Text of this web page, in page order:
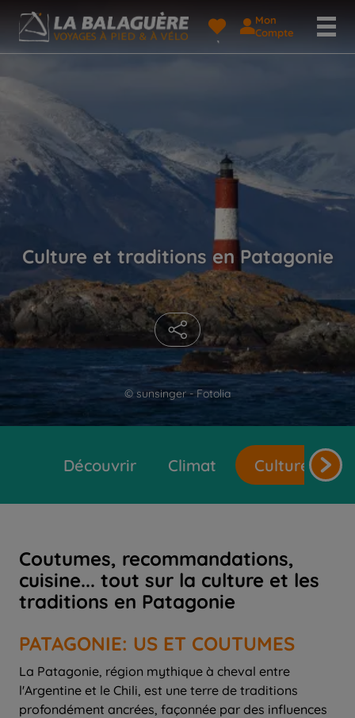
Mon
Compte
© sunsinger - Fotolia
Culture et traditions en Patagonie
Découvrir Climat Cultures et
Coutumes, recommandations,
cuisine... tout sur la culture et les
traditions en Patagonie
PATAGONIE: US ET COUTUMES
La Patagonie, région mythique à cheval entre
l'Argentine et le Chili, est une terre de traditions
profondément ancrées, façonnée par des influences